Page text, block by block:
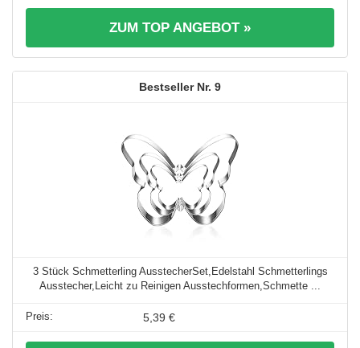
ZUM TOP ANGEBOT »
9
3 Stück Schmetterling AusstecherSet,Edelstahl Schmetterlings
Ausstecher,Leicht zu Reinigen Ausstechformen,Schmette ...
5,39 €